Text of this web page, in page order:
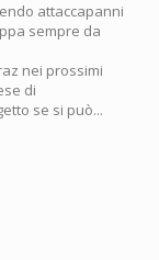
attaccapanni
sempre da
nei prossimi
di
se si può...